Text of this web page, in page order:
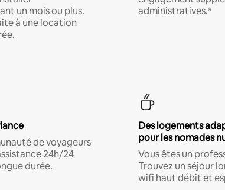
un mois ou plus.
à une location
administratives.*
de voyageurs
24h/24
durée.
Des logements
pour les nomades
Vous êtes un
Trouvez un séjour
wifi haut débit et